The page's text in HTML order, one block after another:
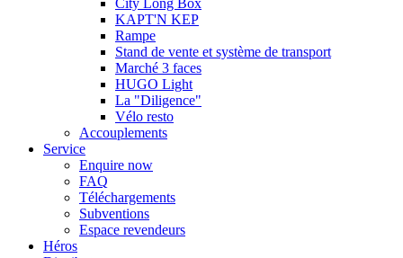
KAPT'N KEP
Rampe
Stand de vente et système de transport
Marché 3 faces
HUGO Light
La "Diligence"
Vélo resto
Accouplements
Service
Enquire now
FAQ
Téléchargements
Subventions
Espace revendeurs
Héros